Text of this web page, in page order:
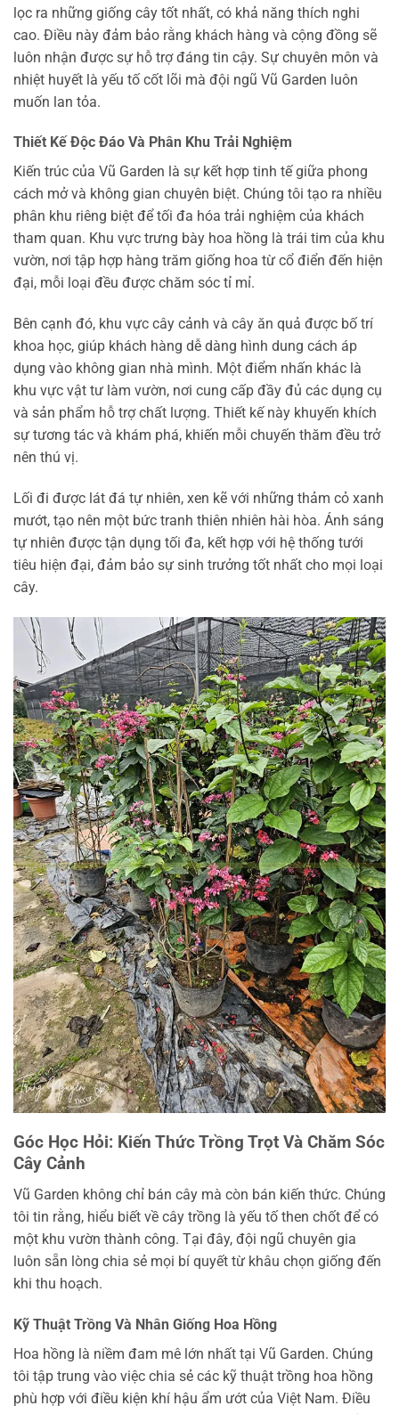
lọc ra những giống cây tốt nhất, có khả năng thích nghi
cao. Điều này đảm bảo rằng khách hàng và cộng đồng sẽ
luôn nhận được sự hỗ trợ đáng tin cậy. Sự chuyên môn và
nhiệt huyết là yếu tố cốt lõi mà đội ngũ Vũ Garden luôn
muốn lan tỏa.
Thiết Kế Độc Đáo Và Phân Khu Trải Nghiệm
Kiến trúc của Vũ Garden là sự kết hợp tinh tế giữa phong
cách mở và không gian chuyên biệt. Chúng tôi tạo ra nhiều
phân khu riêng biệt để tối đa hóa trải nghiệm của khách
tham quan. Khu vực trưng bày hoa hồng là trái tim của khu
vườn, nơi tập hợp hàng trăm giống hoa từ cổ điển đến hiện
đại, mỗi loại đều được chăm sóc tỉ mỉ.
Bên cạnh đó, khu vực cây cảnh và cây ăn quả được bố trí
khoa học, giúp khách hàng dễ dàng hình dung cách áp
dụng vào không gian nhà mình. Một điểm nhấn khác là
khu vực vật tư làm vườn, nơi cung cấp đầy đủ các dụng cụ
và sản phẩm hỗ trợ chất lượng. Thiết kế này khuyến khích
sự tương tác và khám phá, khiến mỗi chuyến thăm đều trở
nên thú vị.
Lối đi được lát đá tự nhiên, xen kẽ với những thảm cỏ xanh
mướt, tạo nên một bức tranh thiên nhiên hài hòa. Ánh sáng
tự nhiên được tận dụng tối đa, kết hợp với hệ thống tưới
tiêu hiện đại, đảm bảo sự sinh trưởng tốt nhất cho mọi loại
cây.
Góc Học Hỏi: Kiến Thức Trồng Trọt Và Chăm Sóc
Cây Cảnh
Vũ Garden không chỉ bán cây mà còn bán kiến thức. Chúng
tôi tin rằng, hiểu biết về cây trồng là yếu tố then chốt để có
một khu vườn thành công. Tại đây, đội ngũ chuyên gia
luôn sẵn lòng chia sẻ mọi bí quyết từ khâu chọn giống đến
khi thu hoạch.
Kỹ Thuật Trồng Và Nhân Giống Hoa Hồng
Hoa hồng là niềm đam mê lớn nhất tại Vũ Garden. Chúng
tôi tập trung vào việc chia sẻ các kỹ thuật trồng hoa hồng
phù hợp với điều kiện khí hậu ẩm ướt của Việt Nam. Điều